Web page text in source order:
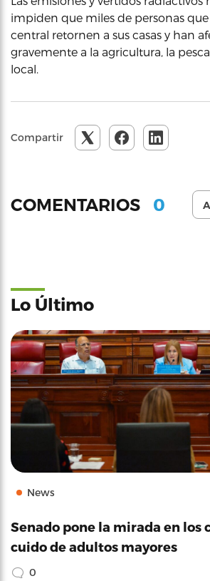
impiden que miles de personas
central retornen a sus casas y han
gravemente a la agricultura, la
local.
Compartir
COMENTARIOS 0
Lo Último
News
Senado pone la mirada en los
cuido de adultos mayores
0